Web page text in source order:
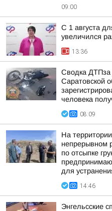
09:00
С 1 августа
увеличился
13:36
Сводка ДТПза
Саратовской
человека
08:09
На
непрерывном
по отсыпке
для
14:46
Энгельсские